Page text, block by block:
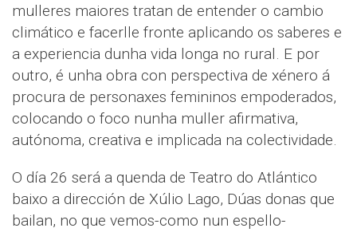
mulleres maiores tratan de entender o cambio
climático e facerlle fronte aplicando os saberes e
a experiencia dunha vida longa no rural. E por
outro, é unha obra con perspectiva de xénero á
procura de personaxes femininos empoderados,
colocando o foco nunha muller afirmativa,
autónoma, creativa e implicada na colectividade.
O día 26 será a quenda de Teatro do Atlántico
baixo a dirección de Xúlio Lago, Dúas donas que
bailan, no que vemos-como nun espello-